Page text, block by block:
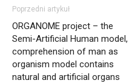
Poprzedni artykuł
ORGANOME project – the
Semi-Artificial Human model,
comprehension of man as
organism model contains
natural and artificial organs